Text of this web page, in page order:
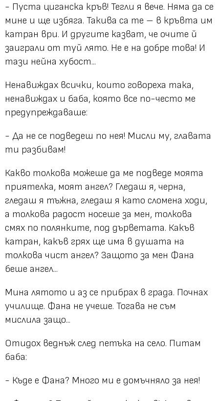
- Пуста циганска кръв! Тегли я вече. Няма да се
мине и ще избяга. Такива са те – в кръвта им
катран ври. И другите казват, че очите й
заиграли от туй лято. Не е на добре това! И
тази нейна хубост...
Ненавиждах всички, които говореха така,
ненавиждах и баба, която все по-често ме
предупреждаваше:
- Да не се подведеш по нея! Мисли му, главата
ти разбивам!
Какво толкова можеше да ме подведе моята
приятелка, моят ангел? Гледаш я, черна,
гледаш я тъжна, гледаш я като сломена ходи,
а толкова радост носеше за мен, толкова
смях по полянките, под дърветата. Какъв
катран, какъв грях ще има в душата на
толкова чист ангел? Защото за мен Фана
беше ангел...
Мина лятото и аз се прибрах в града. Почнах
училище. Фана не учеше. Тогава не съм
мислила защо...
Отидох веднъж след петъка на село. Питам
баба:
- Къде е Фана? Много ми е домъчняло за нея!